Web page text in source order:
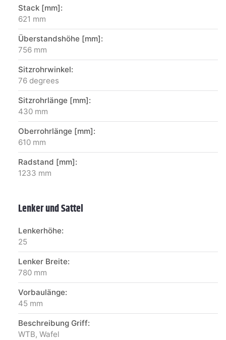
Stack [mm]:
621 mm
Überstandshöhe [mm]:
756 mm
Sitzrohrwinkel:
76 degrees
Sitzrohrlänge [mm]:
430 mm
Oberrohrlänge [mm]:
610 mm
Radstand [mm]:
1233 mm
Lenker und Sattel
Lenkerhöhe:
25
Lenker Breite:
780 mm
Vorbaulänge:
45 mm
Beschreibung Griff:
WTB, Wafel